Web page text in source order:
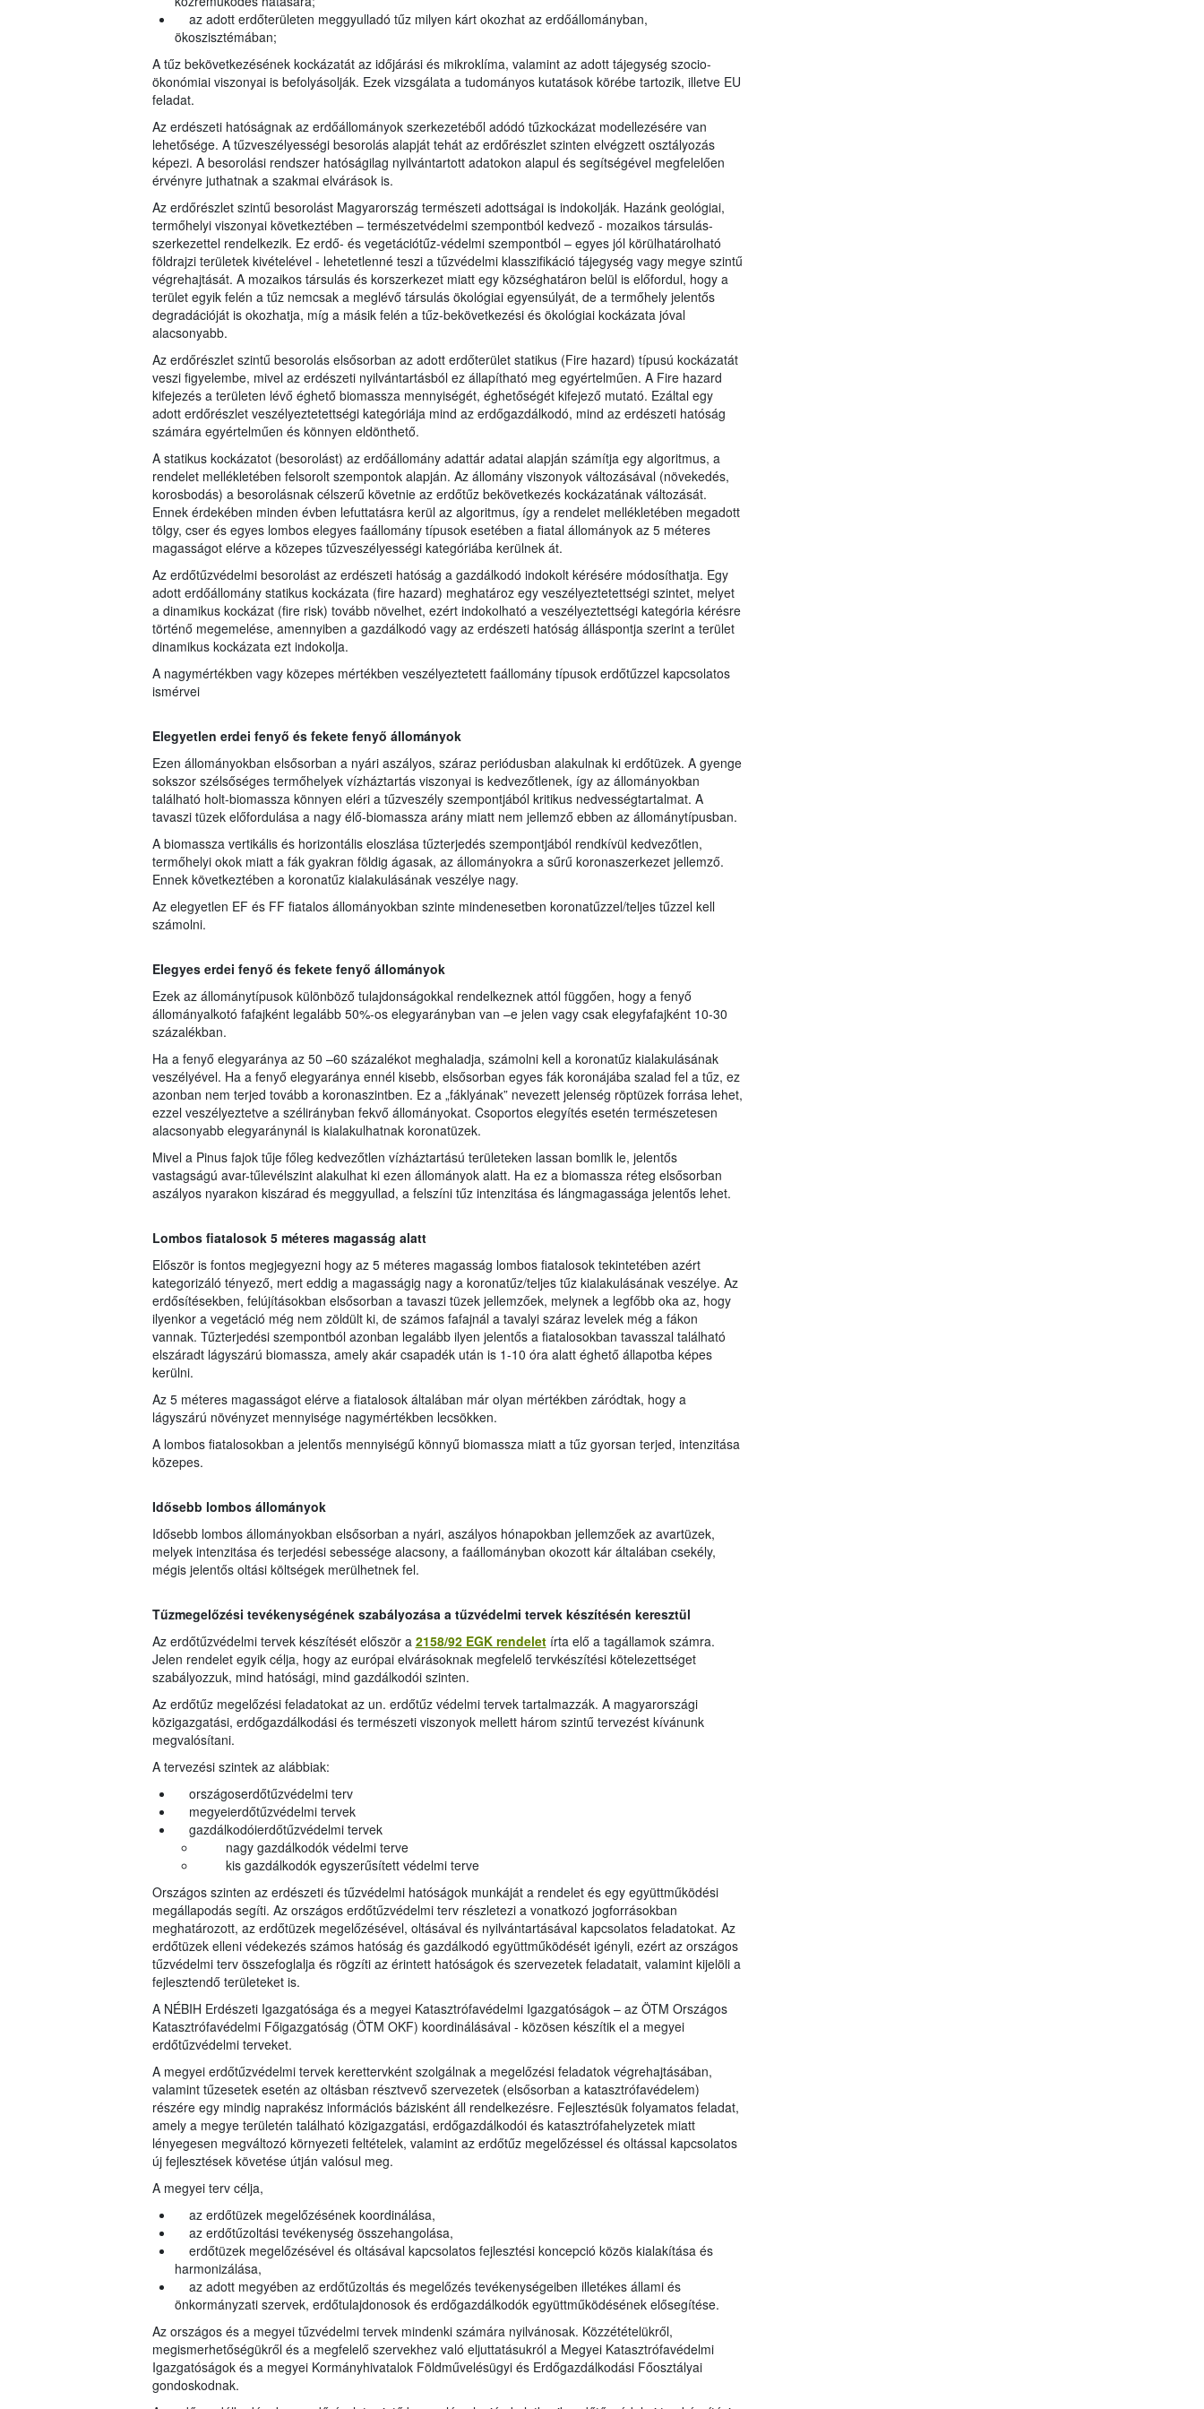
az adott erdőterületen meggyulladó tűz milyen kárt okozhat az erdőállományban,
ökoszisztémában;
A tűz bekövetkezésének kockázatát az időjárási és mikroklíma, valamint az adott tájegység szocio-
ökonómiai viszonyai is befolyásolják. Ezek vizsgálata a tudományos kutatások körébe tartozik, illetve EU
feladat.
Az erdészeti hatóságnak az erdőállományok szerkezetéből adódó tűzkockázat modellezésére van
lehetősége. A tűzveszélyességi besorolás alapját tehát az erdőrészlet szinten elvégzett osztályozás
képezi. A besorolási rendszer hatóságilag nyilvántartott adatokon alapul és segítségével megfelelően
érvényre juthatnak a szakmai elvárások is.
Az erdőrészlet szintű besorolást Magyarország természeti adottságai is indokolják. Hazánk geológiai,
termőhelyi viszonyai következtében – természetvédelmi szempontból kedvező - mozaikos társulás-
szerkezettel rendelkezik. Ez erdő- és vegetációtűz-védelmi szempontból – egyes jól körülhatárolható
földrajzi területek kivételével - lehetetlenné teszi a tűzvédelmi klasszifikáció tájegység vagy megye szintű
végrehajtását. A mozaikos társulás és korszerkezet miatt egy községhatáron belül is előfordul, hogy a
terület egyik felén a tűz nemcsak a meglévő társulás ökológiai egyensúlyát, de a termőhely jelentős
degradációját is okozhatja, míg a másik felén a tűz-bekövetkezési és ökológiai kockázata jóval
alacsonyabb.
Az erdőrészlet szintű besorolás elsősorban az adott erdőterület statikus (Fire hazard) típusú kockázatát
veszi figyelembe, mivel az erdészeti nyilvántartásból ez állapítható meg egyértelműen. A Fire hazard
kifejezés a területen lévő éghető biomassza mennyiségét, éghetőségét kifejező mutató. Ezáltal egy
adott erdőrészlet veszélyeztetettségi kategóriája mind az erdőgazdálkodó, mind az erdészeti hatóság
számára egyértelműen és könnyen eldönthető.
A statikus kockázatot (besorolást) az erdőállomány adattár adatai alapján számítja egy algoritmus, a
rendelet mellékletében felsorolt szempontok alapján. Az állomány viszonyok változásával (növekedés,
korosbodás) a besorolásnak célszerű követnie az erdőtűz bekövetkezés kockázatának változását.
Ennek érdekében minden évben lefuttatásra kerül az algoritmus, így a rendelet mellékletében megadott
tölgy, cser és egyes lombos elegyes faállomány típusok esetében a fiatal állományok az 5 méteres
magasságot elérve a közepes tűzveszélyességi kategóriába kerülnek át.
Az erdőtűzvédelmi besorolást az erdészeti hatóság a gazdálkodó indokolt kérésére módosíthatja. Egy
adott erdőállomány statikus kockázata (fire hazard) meghatároz egy veszélyeztetettségi szintet, melyet
a dinamikus kockázat (fire risk) tovább növelhet, ezért indokolható a veszélyeztettségi kategória kérésre
történő megemelése, amennyiben a gazdálkodó vagy az erdészeti hatóság álláspontja szerint a terület
dinamikus kockázata ezt indokolja.
A nagymértékben vagy közepes mértékben veszélyeztetett faállomány típusok erdőtűzzel kapcsolatos
ismérvei
Elegyetlen erdei fenyő és fekete fenyő állományok
Ezen állományokban elsősorban a nyári aszályos, száraz periódusban alakulnak ki erdőtüzek. A gyenge
sokszor szélsőséges termőhelyek vízháztartás viszonyai is kedvezőtlenek, így az állományokban
található holt-biomassza könnyen eléri a tűzveszély szempontjából kritikus nedvességtartalmat. A
tavaszi tüzek előfordulása a nagy élő-biomassza arány miatt nem jellemző ebben az állománytípusban.
A biomassza vertikális és horizontális eloszlása tűzterjedés szempontjából rendkívül kedvezőtlen,
termőhelyi okok miatt a fák gyakran földig ágasak, az állományokra a sűrű koronaszerkezet jellemző.
Ennek következtében a koronatűz kialakulásának veszélye nagy.
Az elegyetlen EF és FF fiatalos állományokban szinte mindenesetben koronatűzzel/teljes tűzzel kell
számolni.
Elegyes erdei fenyő és fekete fenyő állományok
Ezek az állománytípusok különböző tulajdonságokkal rendelkeznek attól függően, hogy a fenyő
állományalkotó fafajként legalább 50%-os elegyarányban van –e jelen vagy csak elegyfafajként 10-30
százalékban.
Ha a fenyő elegyaránya az 50 –60 százalékot meghaladja, számolni kell a koronatűz kialakulásának
veszélyével. Ha a fenyő elegyaránya ennél kisebb, elsősorban egyes fák koronájába szalad fel a tűz, ez
azonban nem terjed tovább a koronaszintben. Ez a „fáklyának” nevezett jelenség röptüzek forrása lehet,
ezzel veszélyeztetve a szélirányban fekvő állományokat. Csoportos elegyítés esetén természetesen
alacsonyabb elegyaránynál is kialakulhatnak koronatüzek.
Mivel a Pinus fajok tűje főleg kedvezőtlen vízháztartású területeken lassan bomlik le, jelentős
vastagságú avar-tűlevélszint alakulhat ki ezen állományok alatt. Ha ez a biomassza réteg elsősorban
aszályos nyarakon kiszárad és meggyullad, a felszíni tűz intenzitása és lángmagassága jelentős lehet.
Lombos fiatalosok 5 méteres magasság alatt
Először is fontos megjegyezni hogy az 5 méteres magasság lombos fiatalosok tekintetében azért
kategorizáló tényező, mert eddig a magasságig nagy a koronatűz/teljes tűz kialakulásának veszélye. Az
erdősítésekben, felújításokban elsősorban a tavaszi tüzek jellemzőek, melynek a legfőbb oka az, hogy
ilyenkor a vegetáció még nem zöldült ki, de számos fafajnál a tavalyi száraz levelek még a fákon
vannak. Tűzterjedési szempontból azonban legalább ilyen jelentős a fiatalosokban tavasszal található
elszáradt lágyszárú biomassza, amely akár csapadék után is 1-10 óra alatt éghető állapotba képes
kerülni.
Az 5 méteres magasságot elérve a fiatalosok általában már olyan mértékben záródtak, hogy a
lágyszárú növényzet mennyisége nagymértékben lecsökken.
A lombos fiatalosokban a jelentős mennyiségű könnyű biomassza miatt a tűz gyorsan terjed, intenzitása
közepes.
Idősebb lombos állományok
Idősebb lombos állományokban elsősorban a nyári, aszályos hónapokban jellemzőek az avartüzek,
melyek intenzitása és terjedési sebessége alacsony, a faállományban okozott kár általában csekély,
mégis jelentős oltási költségek merülhetnek fel.
Tűzmegelőzési tevékenységének szabályozása a tűzvédelmi tervek készítésén keresztül
Az erdőtűzvédelmi tervek készítését először a 2158/92 EGK rendeletírta elő a tagállamok számra.
Jelen rendelet egyik célja, hogy az európai elvárásoknak megfelelő tervkészítési kötelezettséget
szabályozzuk, mind hatósági, mind gazdálkodói szinten.
Az erdőtűz megelőzési feladatokat az un. erdőtűz védelmi tervek tartalmazzák. A magyarországi
közigazgatási, erdőgazdálkodási és természeti viszonyok mellett három szintű tervezést kívánunk
megvalósítani.
A tervezési szintek az alábbiak:
országoserdőtűzvédelmi terv
megyeierdőtűzvédelmi tervek
gazdálkodóierdőtűzvédelmi tervek
nagy gazdálkodók védelmi terve
kis gazdálkodók egyszerűsített védelmi terve
Országos szinten az erdészeti és tűzvédelmi hatóságok munkáját a rendelet és egy együttműködési
megállapodás segíti. Az országos erdőtűzvédelmi terv részletezi a vonatkozó jogforrásokban
meghatározott, az erdőtüzek megelőzésével, oltásával és nyilvántartásával kapcsolatos feladatokat. Az
erdőtüzek elleni védekezés számos hatóság és gazdálkodó együttműködését igényli, ezért az országos
tűzvédelmi terv összefoglalja és rögzíti az érintett hatóságok és szervezetek feladatait, valamint kijelöli a
fejlesztendő területeket is.
A NÉBIH Erdészeti Igazgatósága és a megyei Katasztrófavédelmi Igazgatóságok – az ÖTM Országos
Katasztrófavédelmi Főigazgatóság (ÖTM OKF) koordinálásával - közösen készítik el a megyei
erdőtűzvédelmi terveket.
A megyei erdőtűzvédelmi tervek kerettervként szolgálnak a megelőzési feladatok végrehajtásában,
valamint tűzesetek esetén az oltásban résztvevő szervezetek (elsősorban a katasztrófavédelem)
részére egy mindig naprakész információs bázisként áll rendelkezésre. Fejlesztésük folyamatos feladat,
amely a megye területén található közigazgatási, erdőgazdálkodói és katasztrófahelyzetek miatt
lényegesen megváltozó környezeti feltételek, valamint az erdőtűz megelőzéssel és oltással kapcsolatos
új fejlesztések követése útján valósul meg.
A megyei terv célja,
az erdőtüzek megelőzésének koordinálása,
az erdőtűzoltási tevékenység összehangolása,
erdőtüzek megelőzésével és oltásával kapcsolatos fejlesztési koncepció közös kialakítása és
harmonizálása,
az adott megyében az erdőtűzoltás és megelőzés tevékenységeiben illetékes állami és
önkormányzati szervek, erdőtulajdonosok és erdőgazdálkodók együttműködésének elősegítése.
Az országos és a megyei tűzvédelmi tervek mindenki számára nyilvánosak. Közzétételükről,
megismerhetőségükről és a megfelelő szervekhez való eljuttatásukról a Megyei Katasztrófavédelmi
Igazgatóságok és a megyei Kormányhivatalok Földművelésügyi és Erdőgazdálkodási Főosztályai
gondoskodnak.